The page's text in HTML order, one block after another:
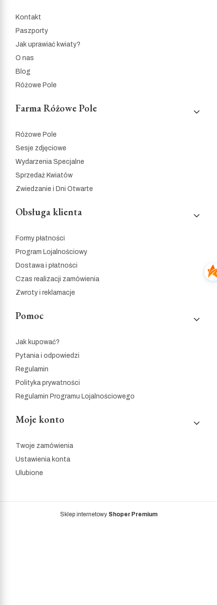
Kontakt
Paszporty
Jak uprawiać kwiaty?
O nas
Blog
Różowe Pole
Farma Różowe Pole
Różowe Pole
Sesje zdjęciowe
Wydarzenia Specjalne
Sprzedaż Kwiatów
Zwiedzanie i Dni Otwarte
Obsługa klienta
Formy płatności
Program Lojalnościowy
Dostawa i płatności
Czas realizacji zamówienia
Zwroty i reklamacje
Pomoc
Jak kupować?
Pytania i odpowiedzi
Regulamin
Polityka prywatności
Regulamin Programu Lojalnościowego
Moje konto
Twoje zamówienia
Ustawienia konta
Ulubione
Sklep internetowy Shoper Premium